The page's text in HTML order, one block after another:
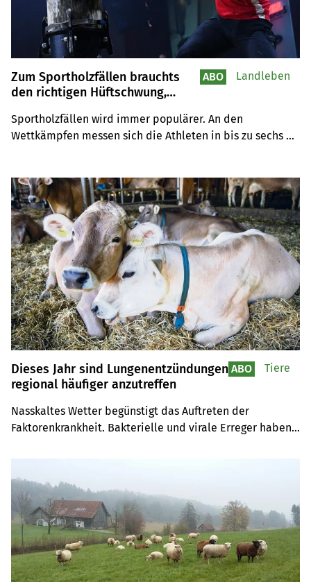
Zum Sportholzfällen brauchts
den richtigen Hüftschwung,
Sportholzfällen wird immer populärer. An den
Wettkämpfen messen sich die Athleten in bis zu sechs
ABO Landleben
Dieses Jahr sind Lungenentzündungen
regional häufiger anzutreffen
Nasskaltes Wetter begünstigt das Auftreten der
Faktorenkrankheit. Bakterielle und virale Erreger haben
ABO Tiere